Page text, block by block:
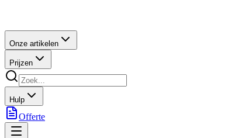
Onze artikelen
Prijzen
Hulp
Offerte